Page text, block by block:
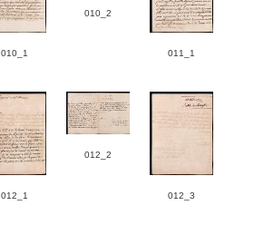
010_1
010_2
011_1
012_1
012_2
012_3